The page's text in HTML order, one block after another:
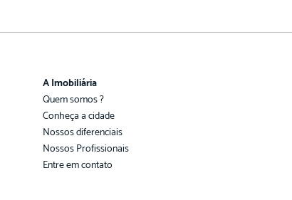
A Imobiliária
Quem somos ?
Conheça a cidade
Nossos diferenciais
Nossos Profissionais
Entre em contato